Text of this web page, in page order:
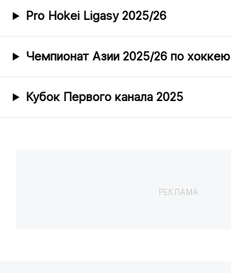
Pro Hokei Ligasy 2025/26
Чемпионат Азии 2025/26 по хоккею
Кубок Первого канала 2025
РЕКЛАМА